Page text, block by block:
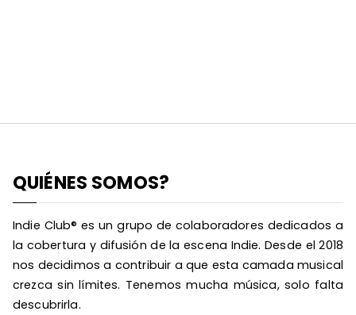
QUIÉNES SOMOS?
Indie Club® es un grupo de colaboradores dedicados a
la cobertura y difusión de la escena Indie. Desde el 2018
nos decidimos a contribuir a que esta camada musical
crezca sin límites. Tenemos mucha música, solo falta
descubrirla.